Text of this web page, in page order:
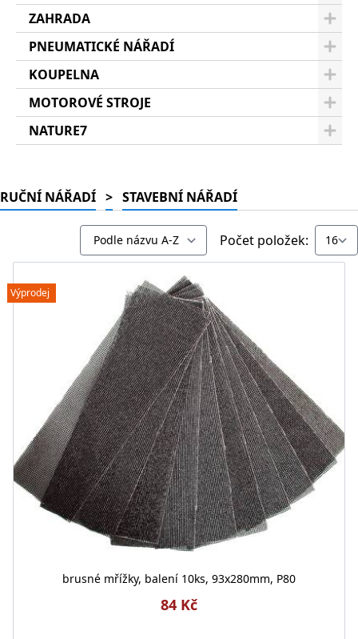
ZAHRADA
PNEUMATICKÉ NÁŘADÍ
KOUPELNA
MOTOROVÉ STROJE
NATURE7
RUČNÍ NÁŘADÍ > STAVEBNÍ NÁŘADÍ
Počet položek:
Výprodej
brusné mřížky, balení 10ks, 93x280mm, P80
84 Kč